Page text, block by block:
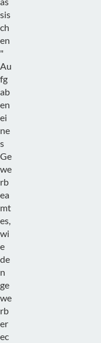
sis
ch
en
"
Au
fg
ab
en
ei
ne
s
Ge
we
rb
ea
mt
es,
wi
e
de
n
ge
we
rb
er
ec